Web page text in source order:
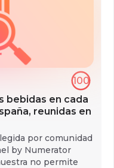
100
bebidas en cada
reunidas en
por comunidad
by Numerator
no permite